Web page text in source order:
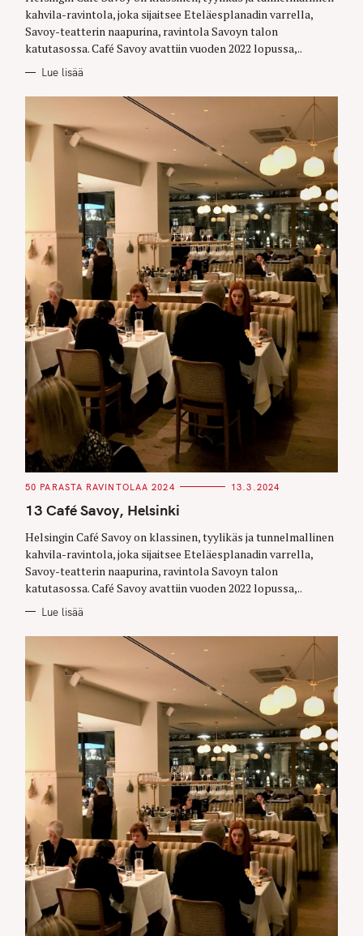
R
I
S
kahvila-ravintola, joka sijaitsee Eteläesplanadin varrella,
Savoy-teatterin naapurina, ravintola Savoyn talon
katutasossa. Café Savoy avattiin vuoden 2022 lopussa,..
Lue lisää
C
T
E
O
R
I
S
50 PARASTA RAVINTOLAA 2024 13.3.2024
13 Café Savoy, Helsinki
Helsingin Café Savoy on klassinen, tyylikäs ja tunnelmallinen
kahvila-ravintola, joka sijaitsee Eteläesplanadin varrella,
Savoy-teatterin naapurina, ravintola Savoyn talon
katutasossa. Café Savoy avattiin vuoden 2022 lopussa,..
Lue lisää